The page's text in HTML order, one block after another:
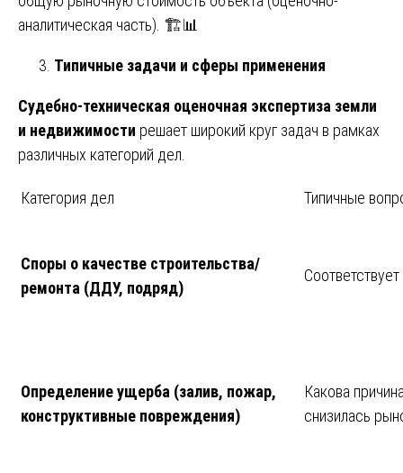
аналитическая часть). 🏗️📊
Типичные задачи и сферы применения
Судебно-техническая оценочная экспертиза земли
и недвижимости решает широкий круг задач в рамках
различных категорий дел.
Категория дел Типичные
Споры о качестве строительства/
ремонта (ДДУ, подряд)
Определение ущерба (залив, пожар,
конструктивные повреждения)
Какова
снизилась